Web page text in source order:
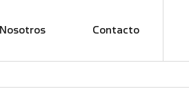
Nosotros Contacto